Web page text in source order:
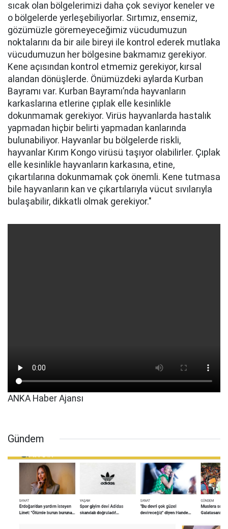
sıcak olan bölgelerimizi daha çok seviyor keneler ve
o bölgelerde yerleşebiliyorlar. Sırtımız, ensemiz,
gözümüzle göremeyeceğimiz vücudumuzun
noktalarını da bir aile bireyi ile kontrol ederek mutlaka
vücudumuzun her bölgesine bakmamız gerekiyor.
Kene açısından kontrol etmemiz gerekiyor, kırsal
alandan dönüşlerde. Önümüzdeki aylarda Kurban
Bayramı var. Kurban Bayramı’nda hayvanların
karkaslarına etlerine çıplak elle kesinlikle
dokunmamak gerekiyor. Virüs hayvanlarda hastalık
yapmadan hiçbir belirti yapmadan kanlarında
bulunabiliyor. Hayvanlar bu bölgelerde riskli,
hayvanlar Kırım Kongo virüsü taşıyor olabilirler. Çıplak
elle kesinlikle hayvanların karkasına, etine,
çıkartılarına dokunmamak çok önemli. Kene tutmasa
bile hayvanların kan ve çıkartılarıyla vücut sıvılarıyla
bulaşabilir, dikkatli olmak gerekiyor."
ANKA Haber Ajansı
Gündem